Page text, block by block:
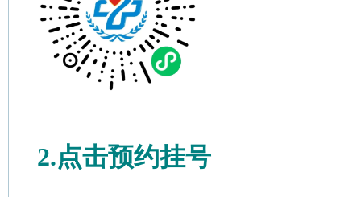
2.点击预约挂号